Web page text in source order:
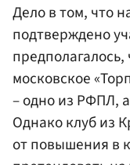
Дело в том, что
подтверждено
московское
– одно из РФПЛ,
Однако клуб из
от повышения в